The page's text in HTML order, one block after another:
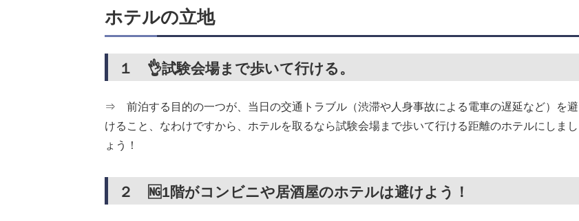
ホテルの立地
１ 👌試験会場まで歩いて行ける。
⇒ 前泊する目的の一つが、当日の交通トラブル（渋滞や人身事故による電車の遅延など）を避
けること、なわけですから、ホテルを取るなら試験会場まで歩いて行ける距離のホテルにしまし
ょう！
２ 🆖1階がコンビニや居酒屋のホテルは避けよう！